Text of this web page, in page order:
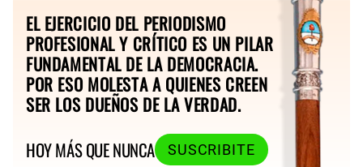
EL EJERCICIO DEL PERIODISMO
PROFESIONAL Y CRÍTICO ES UN PILAR
FUNDAMENTAL DE LA DEMOCRACIA.
POR ESO MOLESTA A QUIENES CREEN
SER LOS DUEÑOS DE LA VERDAD.
HOY MÁS QUE NUNCA
SUSCRIBITE